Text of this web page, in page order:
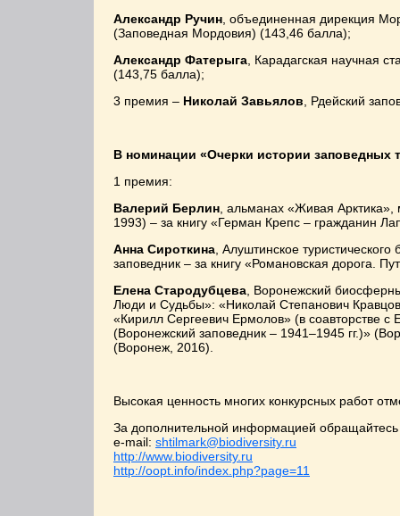
Александр Ручин , объединенная дирекция
(Заповедная Мордовия) (143,46 балла);
Александр Фатерыга , Карадагская научная
(143,75 балла);
3 премия – Николай Завьялов , Рдейский
В номинации «Очерки истории заповедных
1 премия:
Валерий Берлин , альманах «Живая Арктика»,
1993) – за книгу «Герман Крепс – гражданин
Анна Сироткина , Алуштинское
заповедник – за книгу «Романовская дорога.
Елена Стародубцева , Воронежский
Люди и Судьбы»: «Николай Степанович
«Кирилл Сергеевич Ермолов» (в соавторстве
(Воронежский заповедник – 1941–1945 гг.)»
(Воронеж, 2016).
Высокая ценность многих конкурсных работ
За дополнительной информацией
e-mail: shtilmark@biodiversity.ru
http://www.biodiversity.ru
http://oopt.info/index.php?page=11